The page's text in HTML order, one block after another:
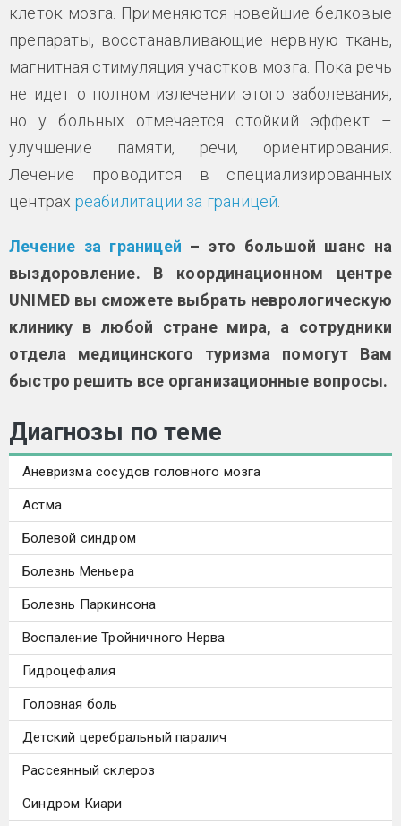
клеток мозга. Применяются новейшие белковые
препараты, восстанавливающие нервную ткань,
магнитная стимуляция участков мозга. Пока речь
не идет о полном излечении этого заболевания,
но у больных отмечается стойкий эффект –
улучшение памяти, речи, ориентирования.
Лечение проводится в специализированных
центрах реабилитации за границей
Лечение за границей – это большой шанс на
выздоровление. В координационном центре
UNIMED вы сможете выбрать неврологическую
клинику в любой стране мира, а сотрудники
отдела медицинского туризма помогут Вам
быстро решить все организационные вопросы.
Диагнозы по теме
Аневризма сосудов головного мозга
Астма
Болевой синдром
Болезнь Меньера
Болезнь Паркинсона
Воспаление Тройничного Нерва
Гидроцефалия
Головная боль
Детский церебральный паралич
Рассеянный склероз
Синдром Киари